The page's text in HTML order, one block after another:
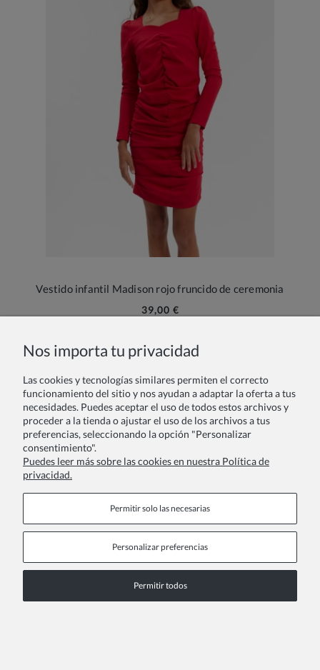
Vestido infantil Madison rojo fruncido de ceremonia
39,00 €
Nos importa tu privacidad
Las cookies y tecnologías similares permiten el correcto
funcionamiento del sitio y nos ayudan a adaptar la oferta a tus
necesidades. Puedes aceptar el uso de todos estos archivos y
proceder a la tienda o ajustar el uso de los archivos a tus
preferencias, seleccionando la opción "Personalizar
consentimiento".
Puedes leer más sobre las cookies en nuestra Política de
privacidad.
Permitir solo las necesarias
Personalizar preferencias
Permitir todos